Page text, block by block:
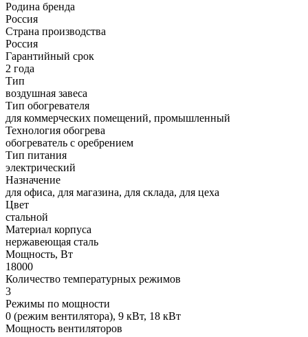
Родина бренда
Россия
Страна производства
Россия
Гарантийный срок
2 года
Тип
воздушная завеса
Тип обогревателя
для коммерческих помещений, промышленный
Технология обогрева
обогреватель с оребрением
Тип питания
электрический
Назначение
для офиса, для магазина, для склада, для цеха
Цвет
стальной
Материал корпуса
нержавеющая сталь
Мощность, Вт
18000
Количество температурных режимов
3
Режимы по мощности
0 (режим вентилятора), 9 кВт, 18 кВт
Мощность вентиляторов